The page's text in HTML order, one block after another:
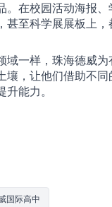
。在校园活动海报
甚至科学展展板上
域一样，珠海德威为
壤，让他们借助不
能力。
国际高中